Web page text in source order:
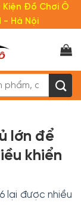
Kiện Đồ Chơi Ô
- Hà Nội
lớn để
khiển​
lại được nhiều